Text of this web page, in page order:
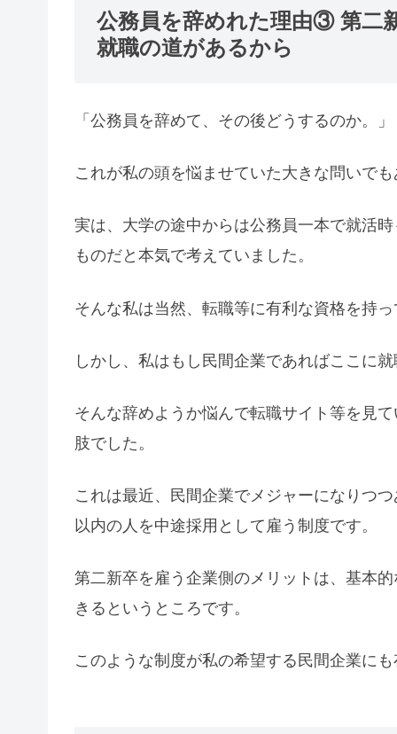
公務員を辞めれた理由③ 第二
就職の道があるから
「公務員を辞めて、その後どうするのか。」
これが私の頭を悩ませていた大きな問いで
実は、大学の途中からは公務員一本で就活
ものだと本気で考えていました。
そんな私は当然、転職等に有利な資格を持
しかし、私はもし民間企業であればここに
そんな辞めようか悩んで転職サイト等を見
肢でした。
これは最近、民間企業でメジャーになりつ
以内の人を中途採用として雇う制度です。
第二新卒を雇う企業側のメリットは、基本
きるというところです。
このような制度が私の希望する民間企業に